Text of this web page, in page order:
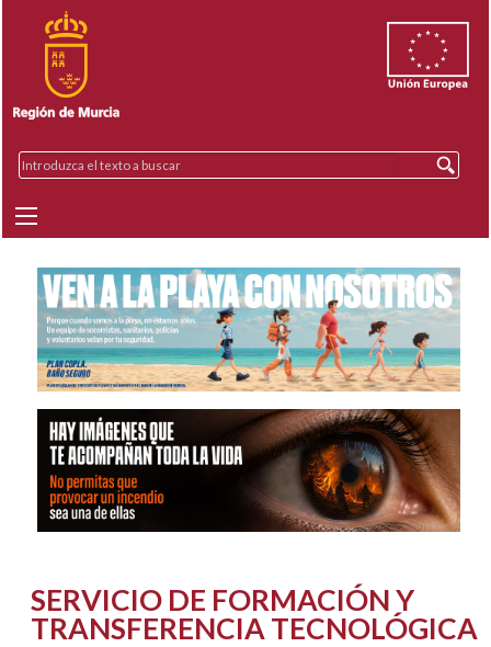
SERVICIO DE FORMACIÓN Y
TRANSFERENCIA TECNOLÓGICA